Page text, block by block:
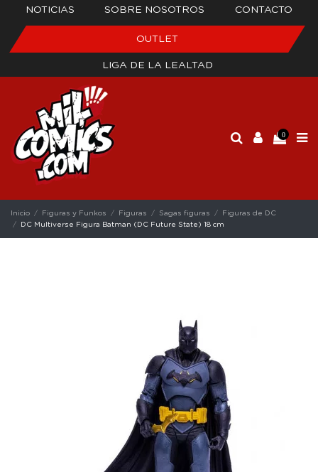
NOTICIAS SOBRE NOSOTROS CONTACTO
OUTLET
LIGA DE LA LEALTAD
0
Inicio Figuras y Funkos Figuras Sagas figuras
Figuras de DC
DC Multiverse Figura Batman (DC Future State) 18 cm